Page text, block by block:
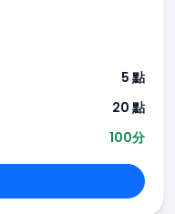
5 點
20 點
100分